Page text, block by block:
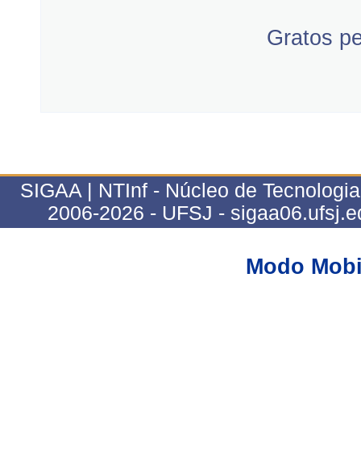
Gratos
SIGAA | NTInf - Núcleo de
2006-2026 - UFSJ -
Modo